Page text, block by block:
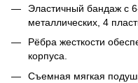
Эластичный бандаж с
металлических, 4
Рёбра жесткости
корпуса.
Съемная мягкая